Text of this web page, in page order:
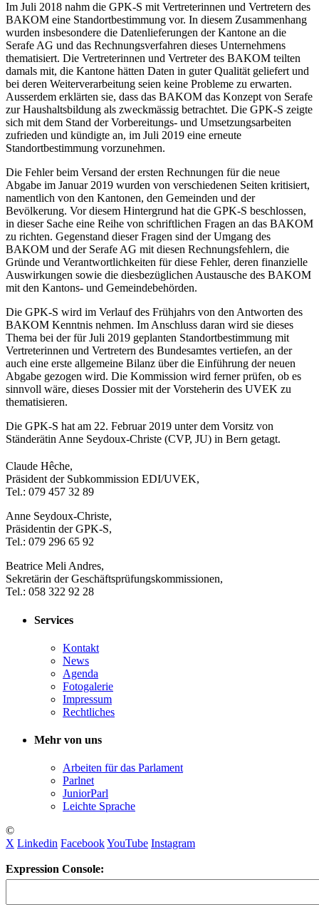
Im Juli 2018 nahm die GPK-S mit Vertreterinnen und Vertretern des
BAKOM eine Standortbestimmung vor. In diesem Zusammenhang
wurden insbesondere die Datenlieferungen der Kantone an die
Serafe AG und das Rechnungsverfahren dieses Unternehmens
thematisiert. Die Vertreterinnen und Vertreter des BAKOM teilten
damals mit, die Kantone hätten Daten in guter Qualität geliefert und
bei deren Weiterverarbeitung seien keine Probleme zu erwarten.
Ausserdem erklärten sie, dass das BAKOM das Konzept von Serafe
zur Haushaltsbildung als zweckmässig betrachtet. Die GPK-S zeigte
sich mit dem Stand der Vorbereitungs- und Umsetzungsarbeiten
zufrieden und kündigte an, im Juli 2019 eine erneute
Standortbestimmung vorzunehmen.
Die Fehler beim Versand der ersten Rechnungen für die neue
Abgabe im Januar 2019 wurden von verschiedenen Seiten kritisiert,
namentlich von den Kantonen, den Gemeinden und der
Bevölkerung. Vor diesem Hintergrund hat die GPK-S beschlossen,
in dieser Sache eine Reihe von schriftlichen Fragen an das BAKOM
zu richten. Gegenstand dieser Fragen sind der Umgang des
BAKOM und der Serafe AG mit diesen Rechnungsfehlern, die
Gründe und Verantwortlichkeiten für diese Fehler, deren finanzielle
Auswirkungen sowie die diesbezüglichen Austausche des BAKOM
mit den Kantons- und Gemeindebehörden.
Die GPK-S wird im Verlauf des Frühjahrs von den Antworten des
BAKOM Kenntnis nehmen. Im Anschluss daran wird sie dieses
Thema bei der für Juli 2019 geplanten Standortbestimmung mit
Vertreterinnen und Vertretern des Bundesamtes vertiefen, an der
auch eine erste allgemeine Bilanz über die Einführung der neuen
Abgabe gezogen wird. Die Kommission wird ferner prüfen, ob es
sinnvoll wäre, dieses Dossier mit der Vorsteherin des UVEK zu
thematisieren.
Die GPK-S hat am 22. Februar 2019 unter dem Vorsitz von
Ständerätin Anne Seydoux-Christe (CVP, JU) in Bern getagt.
​Claude Hêche,
Präsident der Subkommission EDI/UVEK,
Tel.: 079 457 32 89
Anne Seydoux-Christe,
Präsidentin der GPK-S,
Tel.: 079 296 65 92
Beatrice Meli Andres,
Sekretärin der Geschäftsprüfungskommissionen,
Tel.: 058 322 92 28
Services
Kontakt
News
Agenda
Fotogalerie
Impressum
Rechtliches
Mehr von uns
Arbeiten für das Parlament
Parlnet
JuniorParl
Leichte Sprache
©
X Linkedin FacebookYouTube Instagram
Expression Console: